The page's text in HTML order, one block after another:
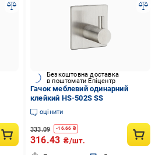
Безкоштовна доставка
в поштомати Епіцентр
Гачок меблевий одинарний
клейкий HS-502S SS
оцінити
333.09 -16.66 ₴
316.43 ₴/шт.